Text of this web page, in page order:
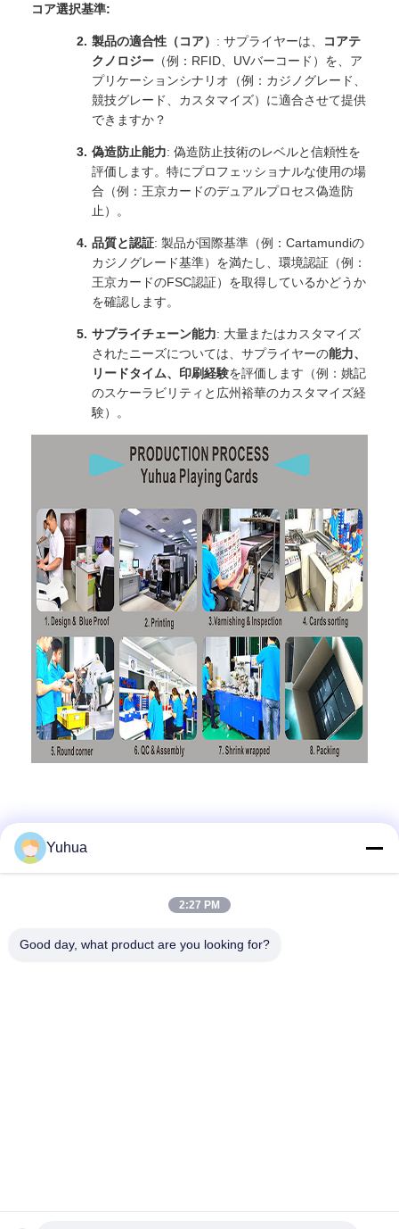
コア選択基準:
製品の適合性（コア） : サプライヤーは、
コアテ
クノロジー （例：RFID、UVバーコード）を、ア
プリケーションシナリオ（例：カジノグレード、
競技グレード、カスタマイズ）に適合させて提供
できますか？
偽造防止能力: 偽造防止技術のレベルと信頼性を
評価します。特にプロフェッショナルな使用の場
合（例：王京カードのデュアルプロセス偽造防
止）。
品質と認証: 製品が国際基準（例：Cartamundiの
カジノグレード基準）を満たし、環境認証（例：
王京カードのFSC認証）を取得しているかどうか
を確認します。
サプライチェーン能力: 大量またはカスタマイズ
されたニーズについては、サプライヤーの能力、
リードタイム、印刷経験を評価します（例：姚記
のスケーラビリティと広州裕華のカスタマイズ経
験）。
アドレス
Yuhua
2:27 PM
Good day, what product are you looking for?